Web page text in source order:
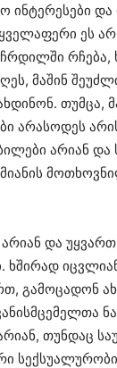
ინტერესები
ეს არ
მაშინ
თუმცა,
არასოდეს
არიან და
და
ხშირად
გამოცადონ
თუნდაც